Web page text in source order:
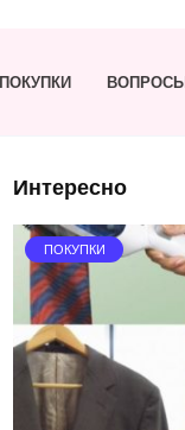
ПОКУПКИ ВОПРОСЫ
Интересно
ПОКУПКИ